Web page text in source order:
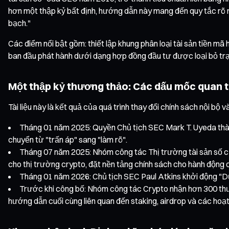
hơn một thập kỷ bất định, hướng dẫn này mang đến quy tắc
bạch."
Các điểm nổi bật gồm: thiết lập khung phân loại tài sản tiền
ban đầu phát hành dưới dạng hợp đồng đầu tư được loại bỏ
Một thập kỷ thương thảo: Các dấu mốc quan
Tài liệu này là kết quả của quá trình thay đổi chính sách nội
Tháng 01 năm 2025: Quyền Chủ tịch SEC Mark T. Uyeda
chuyển từ "trấn áp" sang "làm rõ".
Tháng 07 năm 2025: Nhóm công tác Thị trường tài sản số
cho thị trường crypto, đặt nền tảng chính sách cho hành động
Tháng 01 năm 2026: Chủ tịch SEC Paul Atkins khởi động
Trước khi công bố: Nhóm công tác Crypto nhận hơn 300
hướng dẫn cuối cùng liên quan đến staking, airdrop và các